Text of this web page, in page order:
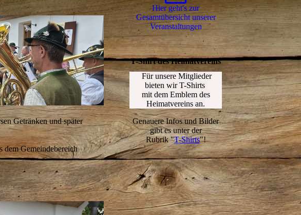
Getränken und später
dem Gemeindebereich
Hier geht's zur
Gesamtübersicht unserer
Ver­an­stal­tungen
T-Shirt des Heimatvereins
Für unsere Mitglieder
bieten wirT-Shirts
mit dem Emblem des
Heimatvereins an.
Genauere Infos und Bilder
gibt es unter der
Rubrik "T-Shirts"!